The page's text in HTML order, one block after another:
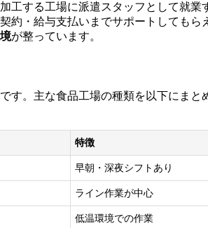
工する工場に派遣スタッフとして就業
約・給与支払いまでサポートしてもら
が整っています。
す。主な食品工場の種類を以下にまと
特徴
早朝・深夜シフトあり
ライン作業が中心
低温環境での作業